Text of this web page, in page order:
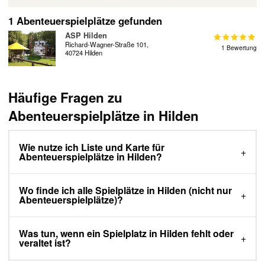
1 Abenteuerspielplätze gefunden
ASP Hilden
Richard-Wagner-Straße 101,
40724 Hilden
1 Bewertung
Häufige Fragen zu
Abenteuerspielplätze in Hilden
Wie nutze ich Liste und Karte für
Abenteuerspielplätze in Hilden?
Wo finde ich alle Spielplätze in Hilden (nicht nur
Abenteuerspielplätze)?
Was tun, wenn ein Spielplatz in Hilden fehlt oder
veraltet ist?